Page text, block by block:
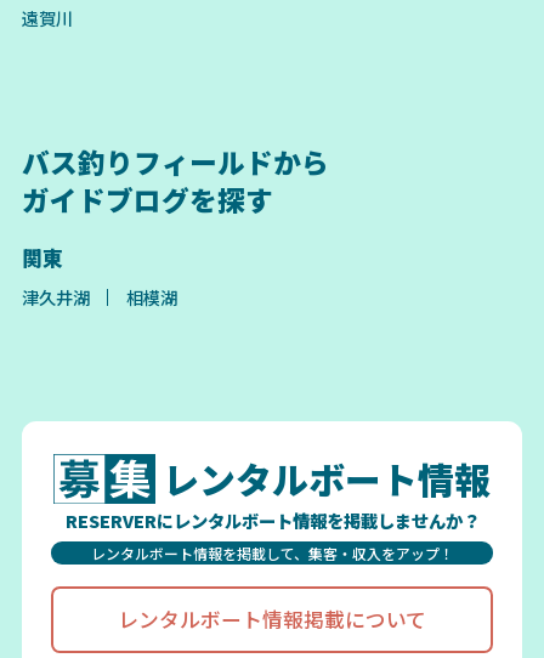
遠賀川
バス釣りフィールドから
ガイドブログを探す
関東
津久井湖 相模湖
レンタルボート情報
RESERVERにレンタルボート情報を掲載しませんか？
レンタルボート情報を掲載して、集客・収入をアップ！
レンタルボート情報掲載について